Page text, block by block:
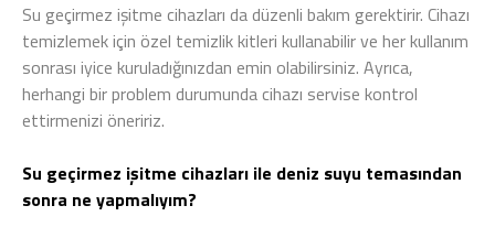
Su geçirmez işitme cihazları da düzenli bakım gerektirir. Cihazı
temizlemek için özel temizlik kitleri kullanabilir ve her kullanım
sonrası iyice kuruladığınızdan emin olabilirsiniz. Ayrıca,
herhangi bir problem durumunda cihazı servise kontrol
ettirmenizi öneririz.
Su geçirmez işitme cihazları ile deniz suyu temasından
sonra ne yapmalıyım?